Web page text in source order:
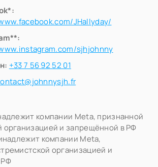
JHallyday/
sjhjohnny
+33 7 56 92 52 01
компании Meta, признанной
организацией и запрещённой в РФ
компании Meta,
организацией и